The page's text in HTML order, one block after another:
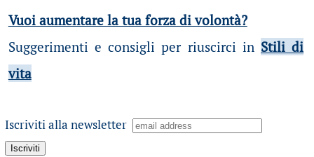
Vuoi aumentare la tua forza di volontà?
Suggerimenti e consigli per riuscirci in Stili di
vita
Iscriviti alla newsletter